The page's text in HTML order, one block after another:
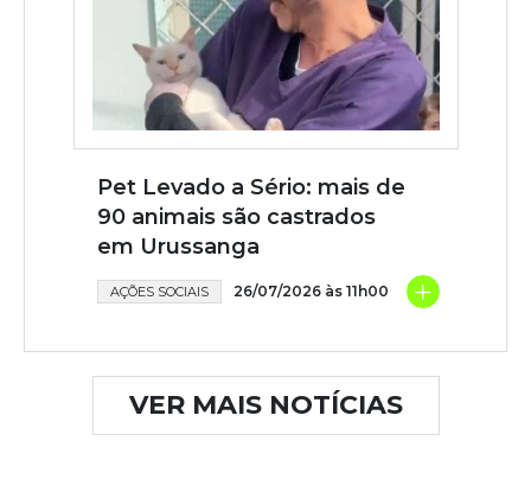
Pet Levado a Sério: mais de
90 animais são castrados
em Urussanga
AÇÕES SOCIAIS 26/07/2026 às 11h00 +
VER MAIS NOTÍCIAS